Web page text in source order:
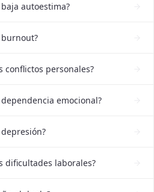
autoestima?
conflictos personales?
emocional?
dificultades laborales?